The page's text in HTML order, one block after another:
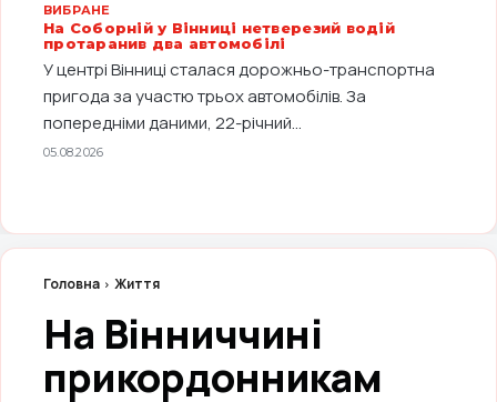
ВИБРАНЕ
На Соборній у Вінниці нетверезий водій
протаранив два автомобілі
У центрі Вінниці сталася дорожньо-транспортна
пригода за участю трьох автомобілів. За
попередніми даними, 22-річний...
05.08.2026